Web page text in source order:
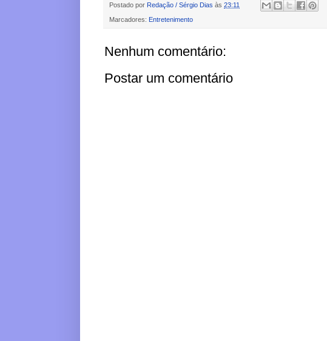
Postado por Redação / Sérgio Dias às 23:11
Marcadores: Entretenimento
Nenhum comentário:
Postar um comentário